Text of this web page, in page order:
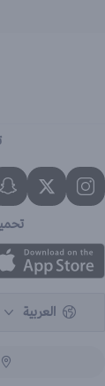
العربية